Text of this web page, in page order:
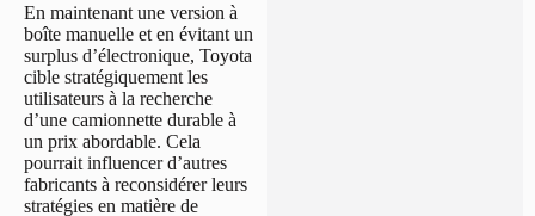
En maintenant une version à
boîte manuelle et en évitant un
surplus d’électronique, Toyota
cible stratégiquement les
utilisateurs à la recherche
d’une camionnette durable à
un prix abordable. Cela
pourrait influencer d’autres
fabricants à reconsidérer leurs
stratégies en matière de